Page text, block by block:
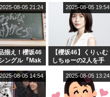
揃え！櫻坂46
ングル『Mak
グッズ絶賛販
中
2025-08-05 21:24
【櫻坂46】くりぃむ
しちゅーの2人を手
【くりぃむナンタ
ラ】
2025-08-05 19:54
2025-08-05 14:54 2025-08-05 13:24